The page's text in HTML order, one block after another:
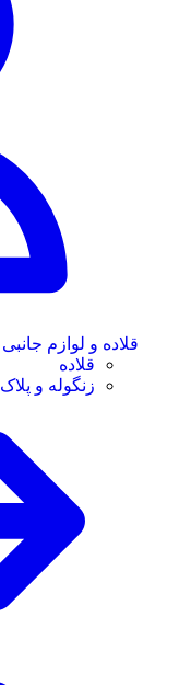
قلاده و لوازم جانبی
قلاده
زنگوله و پلاک